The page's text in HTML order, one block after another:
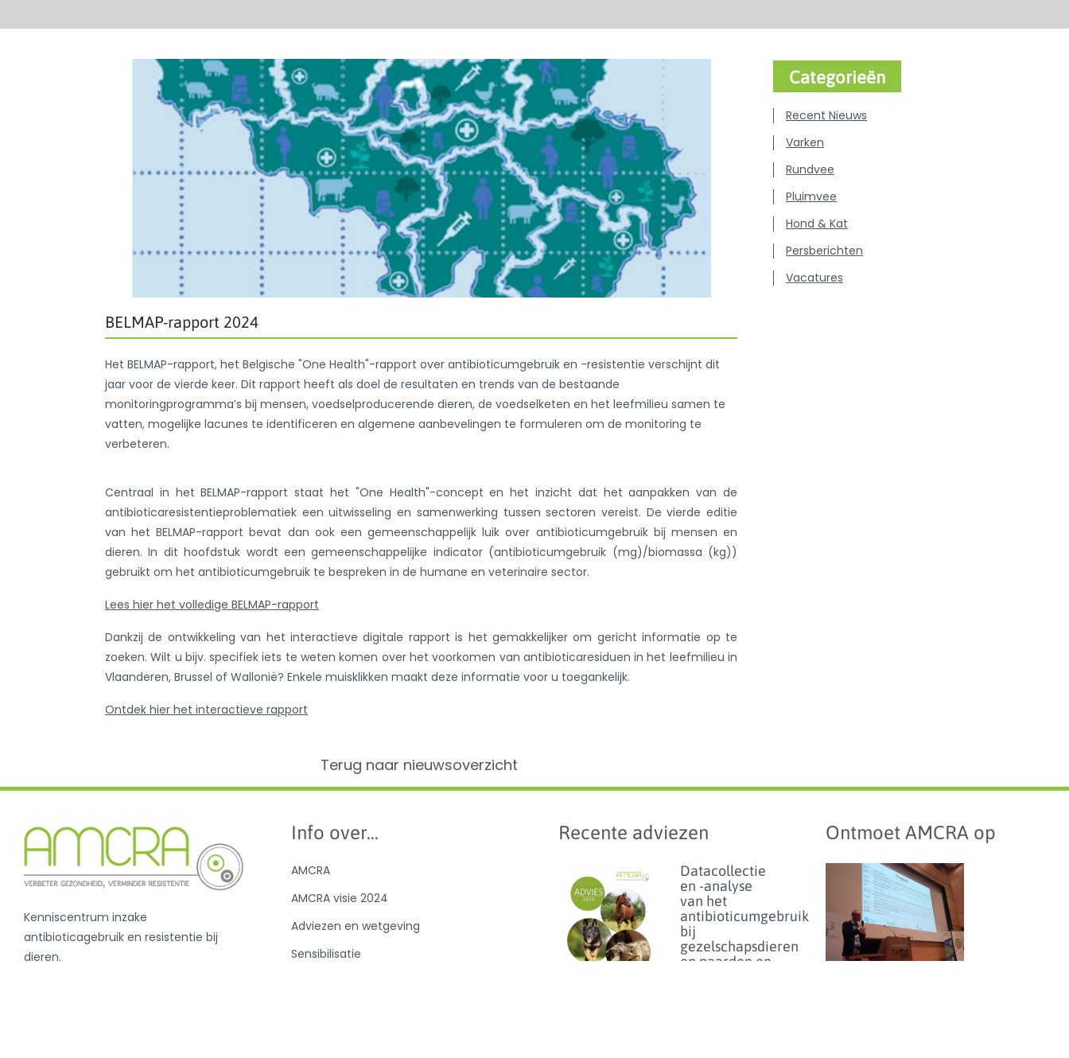
BELMAP-rapport 2024
Het BELMAP-rapport, het Belgische "One Health"-rapport over antibioticumgebruik en -resistentie verschijnt dit
jaar voor de vierde keer. Dit rapport heeft als doel de resultaten en trends van de bestaande
monitoringprogramma’s bij mensen, voedselproducerende dieren, de voedselketen en het leefmilieu samen te
vatten, mogelijke lacunes te identificeren en algemene aanbevelingen te formuleren om de monitoring te
verbeteren.
Centraal in het BELMAP-rapport staat het "One Health"-concept en het inzicht dat het aanpakken van de
antibioticaresistentieproblematiek een uitwisseling en samenwerking tussen sectoren vereist. De vierde editie
van het BELMAP-rapport bevat dan ook een gemeenschappelijk luik over antibioticumgebruik bij mensen en
dieren. In dit hoofdstuk wordt een gemeenschappelijke indicator (antibioticumgebruik (mg)/biomassa (kg))
gebruikt om het antibioticumgebruik te bespreken in de humane en veterinaire sector.
Lees hier het volledige BELMAP-rapport
Dankzij de ontwikkeling van het interactieve digitale rapport is het gemakkelijker om gericht informatie op te
zoeken. Wilt u bijv. specifiek iets te weten komen over het voorkomen van antibioticaresiduen in het leefmilieu in
Vlaanderen, Brussel of Wallonië? Enkele muisklikken maakt deze informatie voor u toegankelijk.
Ontdek hier het interactieve rapport
Terug naar nieuwsoverzicht
Categorieën
Recent Nieuws
Varken
Rundvee
Pluimvee
Hond & Kat
Persberichten
Vacatures
Kenniscentrum inzake
antibioticagebruik en resistentie bij
dieren.
Info over...
AMCRA
AMCRA visie 2024
Adviezen en wetgeving
Sensibilisatie
Recente adviezen
Datacollectie
en -analyse
van het
antibioticumgebruik
bij
gezelschapsdieren
en paarden en
Ontmoet AMCRA op